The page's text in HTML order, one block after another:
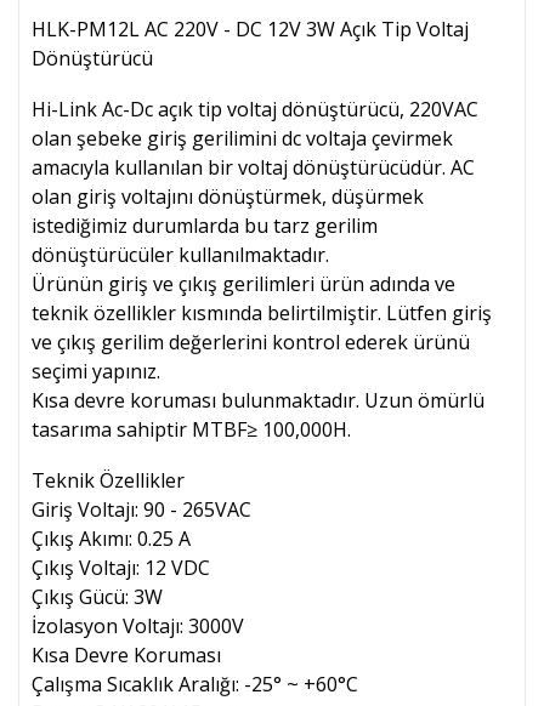
HLK-PM12L AC 220V - DC 12V 3W Açık Tip Voltaj
Dönüştürücü
Hi-Link Ac-Dc açık tip voltaj dönüştürücü, 220VAC
olan şebeke giriş gerilimini dc voltaja çevirmek
amacıyla kullanılan bir voltaj dönüştürücüdür. AC
olan giriş voltajını dönüştürmek, düşürmek
istediğimiz durumlarda bu tarz gerilim
dönüştürücüler kullanılmaktadır.
Ürünün giriş ve çıkış gerilimleri ürün adında ve
teknik özellikler kısmında belirtilmiştir. Lütfen giriş
ve çıkış gerilim değerlerini kontrol ederek ürünü
seçimi yapınız.
Kısa devre koruması bulunmaktadır. Uzun ömürlü
tasarıma sahiptir MTBF≥ 100,000H.
Teknik Özellikler
Giriş Voltajı: 90 - 265VAC
Çıkış Akımı: 0.25 A
Çıkış Voltajı: 12 VDC
Çıkış Gücü: 3W
İzolasyon Voltajı: 3000V
Kısa Devre Koruması
Çalışma Sıcaklık Aralığı: -25° ~ +60°C